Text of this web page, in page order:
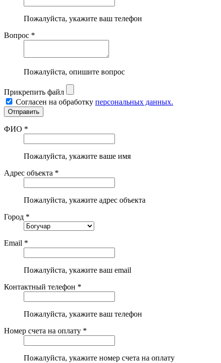
Пожалуйста, укажите ваш телефон
Вопрос *
Пожалуйста, опишите вопрос
Прикрепить файл
Согласен на обработку персональных данных.
ФИО *
Пожалуйста, укажите ваше имя
Адрес объекта *
Пожалуйста, укажите адрес объекта
Город *
Email *
Пожалуйста, укажите ваш email
Контактный телефон *
Пожалуйста, укажите ваш телефон
Номер счета на оплату *
Пожалуйста, укажите номер счета на оплату